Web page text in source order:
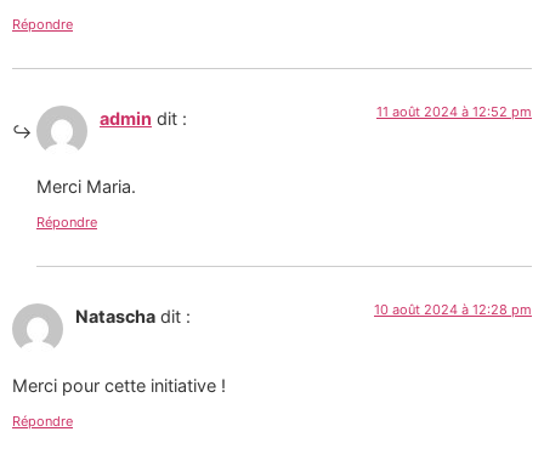
Répondre
admin dit : 11 août 2024 à 12:52 pm
Merci Maria.
Répondre
Natascha dit : 10 août 2024 à 12:28 pm
Merci pour cette initiative !
Répondre